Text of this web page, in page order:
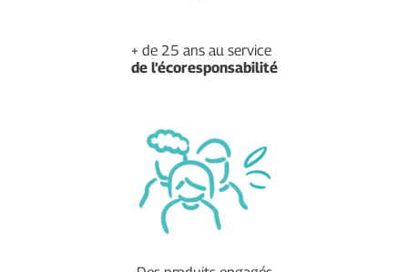
+ de 25 ans au service
de l’écoresponsabilité